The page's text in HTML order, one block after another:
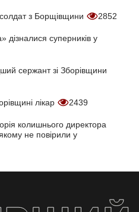
солдат з Борщівщини 2852
дізналися суперників у
сержант зі Зборівщини
лікар 2439
колишнього директора
не повірили у